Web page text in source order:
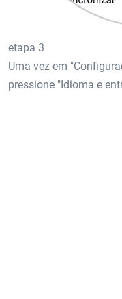
etapa 3
Uma vez em
pressione "Idioma e